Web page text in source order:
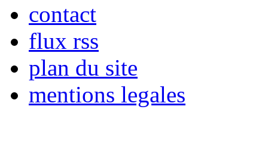
contact
flux rss
plan du site
mentions legales